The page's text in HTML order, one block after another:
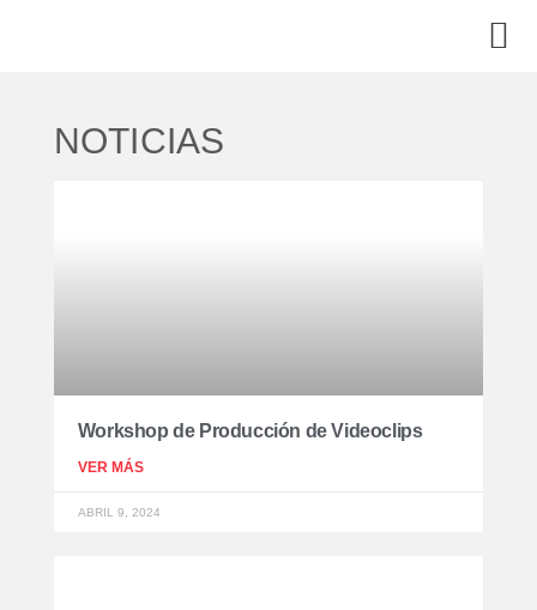
NOTICIAS
Workshop de Producción de Videoclips
VER MÁS
ABRIL 9, 2024